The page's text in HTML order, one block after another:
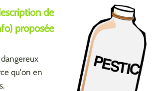
de
proposée
qu'on en